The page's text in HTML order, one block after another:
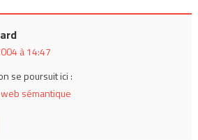
à 14:47
se poursuit ici :
sémantique